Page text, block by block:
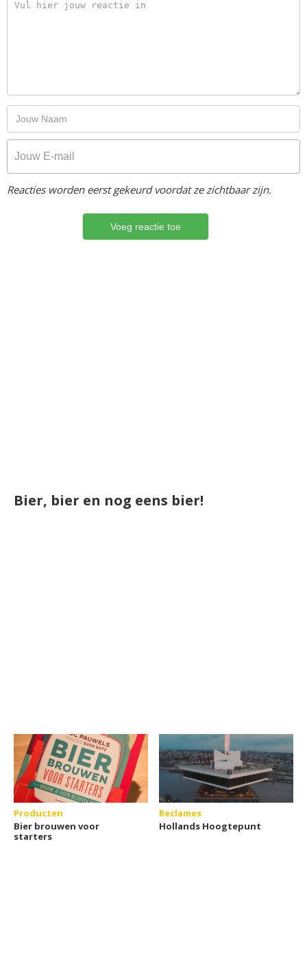
Reacties worden eerst gekeurd voordat ze zichtbaar zijn.
Bier, bier en nog eens bier!
Producten
Bier brouwen voor
starters
Reclames
Hollands Hoogtepunt